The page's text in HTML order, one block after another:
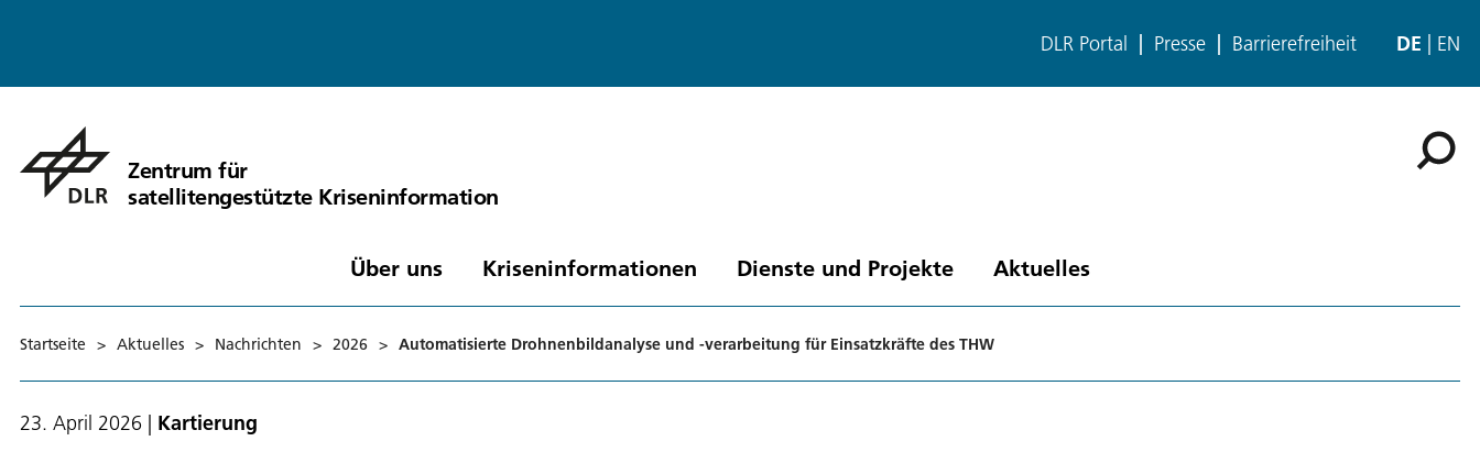
DLR Portal Presse Barrierefreiheit DE EN
Zentrum für
satellitengestützte Kriseninformation
Über uns Kriseninformationen Dienste und Projekte Aktuelles
Startseite > Aktuelles > Nachrichten > 2026 > Automatisierte Drohnenbildanalyse und -verarbeitung für Einsatzkräfte des THW
23. April 2026 | Kartierung